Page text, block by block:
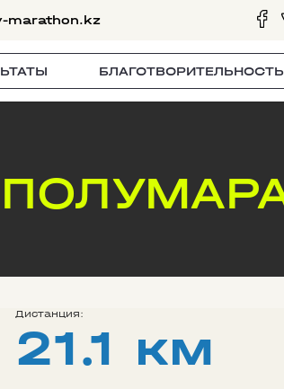
marathon.kz
БЛАГОТВОРИТЕЛЬНОСТЬ
Дистанция:
21.1 км